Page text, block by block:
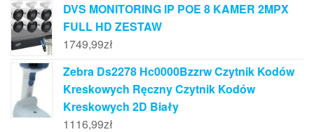
DVS MONITORING IP POE 8 KAMER 2MPX
FULL HD ZESTAW
1749,99zł
Zebra Ds2278 Hc0000Bzzrw Czytnik Kodów
Kreskowych Ręczny Czytnik Kodów
Kreskowych 2D Biały
1116,99zł